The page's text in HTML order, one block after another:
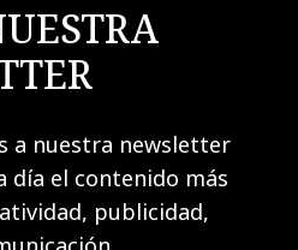
a nuestra newsletter
día el contenido más
publicidad,